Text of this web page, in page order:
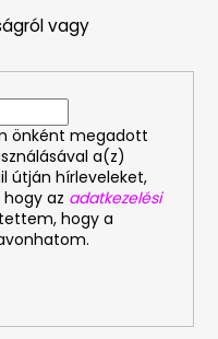
vagy
önként megadott
a(z)
útján hírleveleket,
az adatkezelési
hogy a